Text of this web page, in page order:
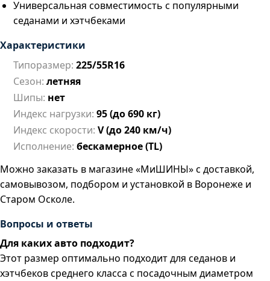
Универсальная совместимость с популярными
седанами и хэтчбеками
Характеристики
Типоразмер: 225/55R16
Сезон: летняя
Шипы: нет
Индекс нагрузки: 95 (до 690 кг)
Индекс скорости: V (до 240 км/ч)
Исполнение: бескамерное (TL)
Можно заказать в магазине «МиШИНЫ» с доставкой,
самовывозом, подбором и установкой в Воронеже и
Старом Осколе.
Вопросы и ответы
Для каких авто подходит?
Этот размер оптимально подходит для седанов и
хэтчбеков среднего класса с посадочным диаметром